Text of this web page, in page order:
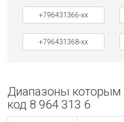
+796431366-xx
+796431368-xx
Диапазоны которым
код 8 964 313 6